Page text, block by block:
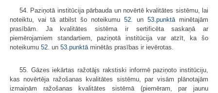
54. Paziņotā institūcija pārbauda un novērtē kvalitātes sistēmu, lai
noteiktu, vai tā atbilst šo noteikumu 52. un 53.punktā minētajām
prasībām. Ja kvalitātes sistēma ir sertificēta saskaņā ar
piemērojamiem standartiem, paziņotā institūcija var atzīt, ka šo
noteikumu 52. un 53.punktā minētās prasības ir ievērotas.
55. Gāzes iekārtas ražotājs rakstiski informē paziņoto institūciju,
kas novērtēja ražošanas kvalitātes sistēmu, par visām plānotajām
izmaiņām ražošanas kvalitātes sistēmā (piemēram, par jaunu